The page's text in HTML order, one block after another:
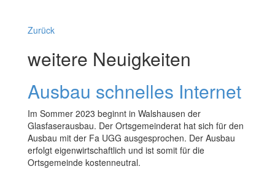
Zurück
weitere Neuigkeiten
Ausbau schnelles Internet
Im Sommer 2023 beginnt in Walshausen der
Glasfaserausbau. Der Ortsgemeinderat hat sich für den
Ausbau mit der Fa UGG ausgesprochen. Der Ausbau
erfolgt eigenwirtschaftlich und ist somit für die
Ortsgemeinde kostenneutral.